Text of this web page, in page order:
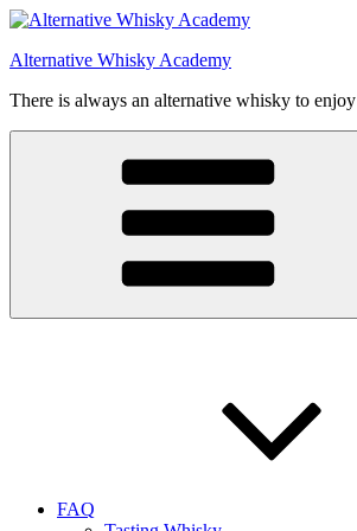
Videre
indhold
Alternative Whisky Academy
There is always an alternative whisky to enjoy
FAQ